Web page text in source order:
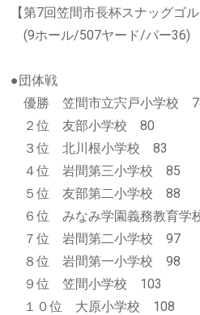
【第7回笠間市長杯スナッグゴ
(9ホール/507ヤード/パー36)
●団体戦
優勝 笠間市立宍戸小学校
２位 友部小学校 80
３位 北川根小学校 83
４位 岩間第三小学校 85
５位 友部第二小学校 88
６位 みなみ学園義務教育学
７位 岩間第二小学校 97
８位 岩間第一小学校 98
９位 笠間小学校 103
１０位 大原小学校 108